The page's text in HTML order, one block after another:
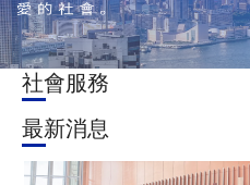
社會服務
最新消息